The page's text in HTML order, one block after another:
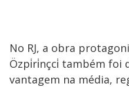
No RJ, a obra
Özpi̇ri̇nçci̇ também foi
vantagem na média,